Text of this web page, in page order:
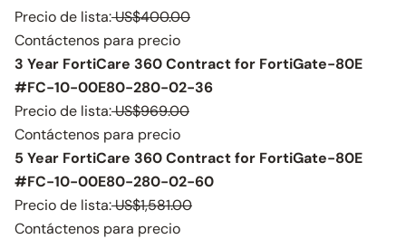
Precio de lista:US$400.00
Contáctenos para precio
3 Year FortiCare 360 Contract for FortiGate-80E
#FC-10-00E80-280-02-36
Precio de lista:US$969.00
Contáctenos para precio
5 Year FortiCare 360 Contract for FortiGate-80E
#FC-10-00E80-280-02-60
Precio de lista:US$1,581.00
Contáctenos para precio